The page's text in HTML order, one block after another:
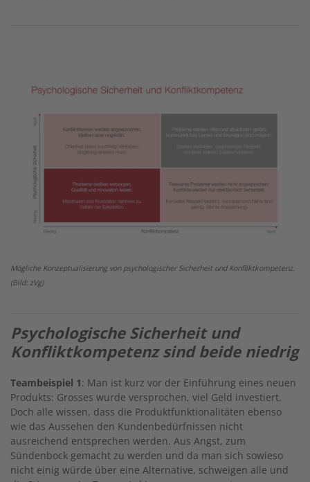
Mögliche Konzeptualisierung von psychologischer Sicherheit und Konfliktkompetenz.
(Bild: zVg)
Psychologische Sicherheit und
Konfliktkompetenz sind beide niedrig
Teambeispiel 1: Man ist kurz vor der Einführung eines neuen
Produkts: Grosses wurde versprochen, viel Geld investiert.
Doch alle wissen, dass die Produktfunktionalitäten ebenso
wie das Aussehen den Kundenbedürfnissen nicht
ausreichend entsprechen werden. Aus Angst, zum
Sündenbock gemacht zu werden und da man sich sowieso
nicht einig würde über eine Alternative, schweigen alle und